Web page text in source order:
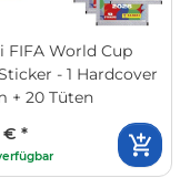
FIFA World Cup
- 1 Hardcover
+ 20 Tüten
€ *